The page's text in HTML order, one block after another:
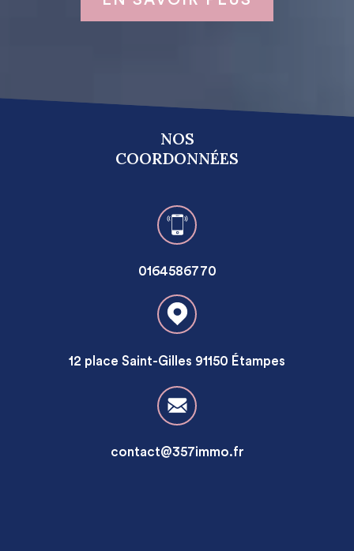
NOS
COORDONNÉES
0164586770
12 place Saint-Gilles 91150 Étampes
contact@357immo.fr